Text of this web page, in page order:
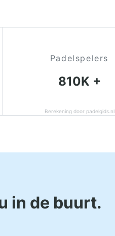
Padelspelers
810K +
Berekening door padelgids.nl
in de buurt.